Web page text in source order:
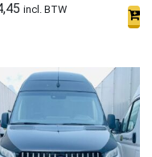
incl. BTW